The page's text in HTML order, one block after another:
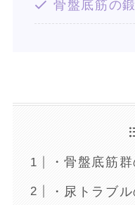
骨盤底筋の
・骨盤底筋
・尿トラブ